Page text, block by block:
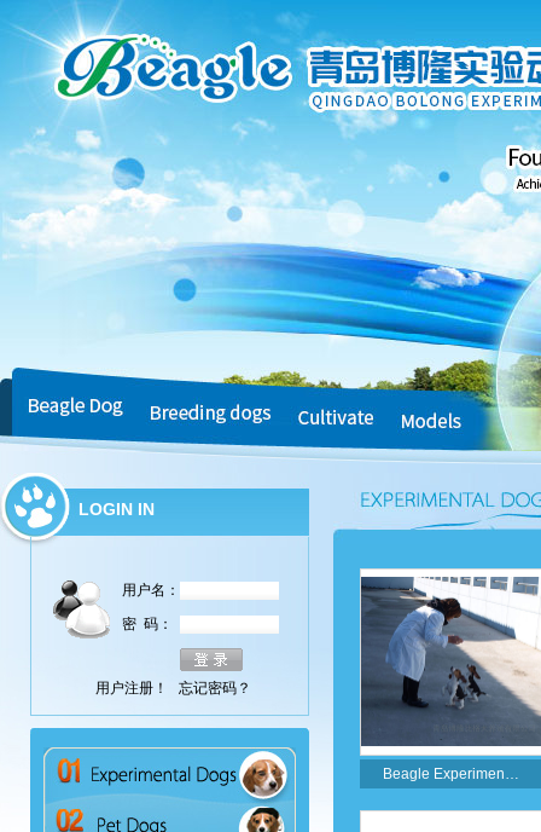
LOGIN IN
用户名：
密 码：
用户注册！ 忘记密码？
Beagle Experimen…